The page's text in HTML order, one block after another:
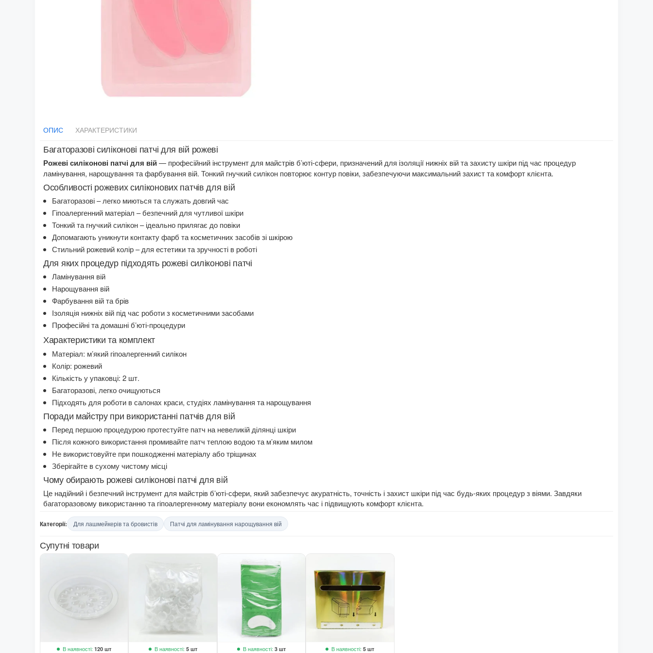
ОПИС ХАРАКТЕРИСТИКИ
Багаторазові силіконові патчі для вій рожеві
Рожеві силіконові патчі для вій— професійний інструмент для майстрів б’юті-сфери, призначений для ізоляції нижніх вій та захисту шкіри під час процедур
ламінування, нарощування та фарбування вій. Тонкий гнучкий силікон повторює контур повіки, забезпечуючи максимальний захист та комфорт клієнта.
Особливості рожевих силіконових патчів для вій
Багаторазові – легко миються та служать довгий час
Гіпоалергенний матеріал – безпечний для чутливої шкіри
Тонкий та гнучкий силікон – ідеально прилягає до повіки
Допомагають уникнути контакту фарб та косметичних засобів зі шкірою
Стильний рожевий колір – для естетики та зручності в роботі
Для яких процедур підходять рожеві силіконові патчі
Ламінування вій
Нарощування вій
Фарбування вій та брів
Ізоляція нижніх вій під час роботи з косметичними засобами
Професійні та домашні б’юті-процедури
Характеристики та комплект
Матеріал: м’який гіпоалергенний силікон
Колір: рожевий
Кількість у упаковці: 2 шт.
Багаторазові, легко очищуються
Підходять для роботи в салонах краси, студіях ламінування та нарощування
Поради майстру при використанні патчів для вій
Перед першою процедурою протестуйте патч на невеликій ділянці шкіри
Після кожного використання промивайте патч теплою водою та м’яким милом
Не використовуйте при пошкодженні матеріалу або тріщинах
Зберігайте в сухому чистому місці
Чому обирають рожеві силіконові патчі для вій
Це надійний і безпечний інструмент для майстрів б’юті-сфери, який забезпечує акуратність, точність і захист шкіри під час будь-яких процедур з віями. Завдяки
багаторазовому використанню та гіпоалергенному матеріалу вони економлять час і підвищують комфорт клієнта.
Категорії: Для лашмейкерів та бровистів Патчі для ламінування нарощування вій
Супутні товари
В наявності: 120 шт В наявності: 5 шт В наявності: 3 шт В наявності: 5 шт